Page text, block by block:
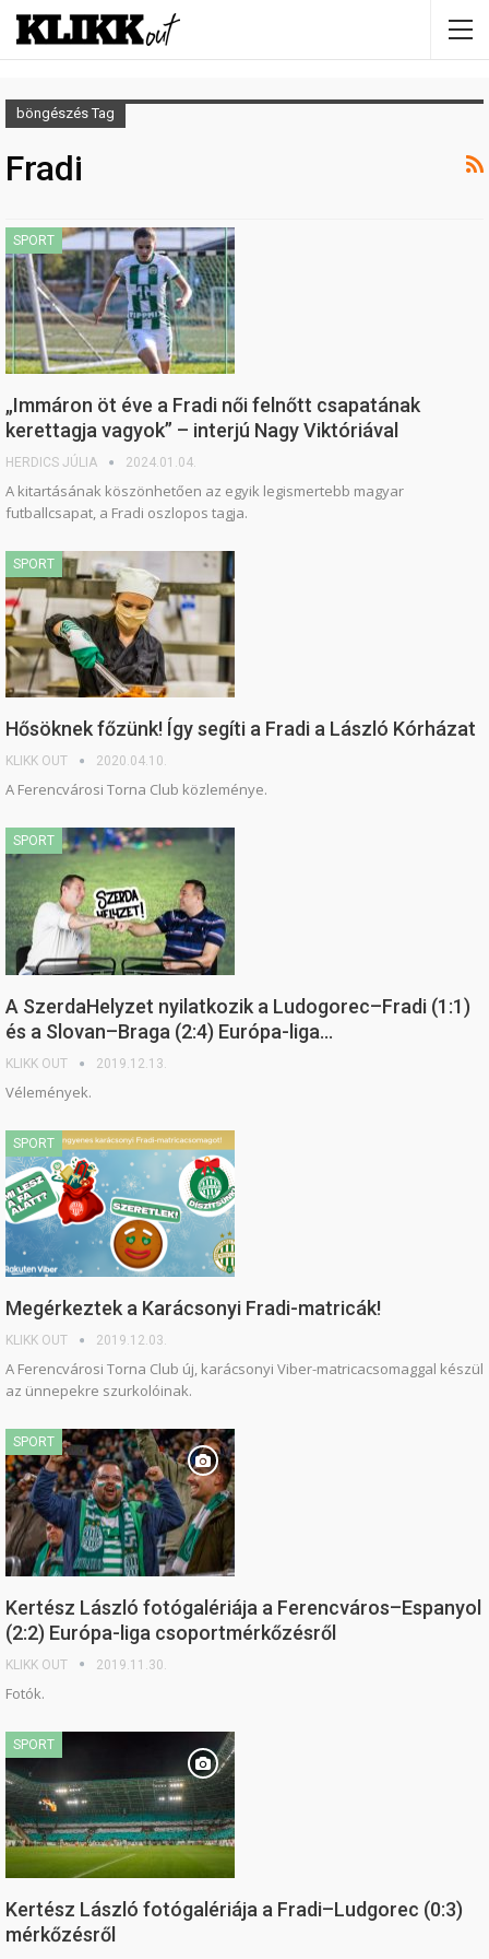
böngészés Tag
Fradi
SPORT
„Immáron öt éve a Fradi női felnőtt csapatának
kerettagja vagyok” – interjú Nagy Viktóriával
HERDICS JÚLIA 2024.01.04.
A kitartásának köszönhetően az egyik legismertebb magyar
futballcsapat, a Fradi oszlopos tagja.
SPORT
Hősöknek főzünk! Így segíti a Fradi a László Kórházat
KLIKK OUT 2020.04.10.
A Ferencvárosi Torna Club közleménye.
SPORT
A SzerdaHelyzet nyilatkozik a Ludogorec–Fradi (1:1)
és a Slovan–Braga (2:4) Európa-liga…
KLIKK OUT 2019.12.13.
Vélemények.
SPORT
Megérkeztek a Karácsonyi Fradi-matricák!
KLIKK OUT 2019.12.03.
A Ferencvárosi Torna Club új, karácsonyi Viber-matricacsomaggal készül
az ünnepekre szurkolóinak.
SPORT
Kertész László fotógalériája a Ferencváros–Espanyol
(2:2) Európa-liga csoportmérkőzésről
KLIKK OUT 2019.11.30.
Fotók.
SPORT
Kertész László fotógalériája a Fradi–Ludgorec (0:3)
mérkőzésről